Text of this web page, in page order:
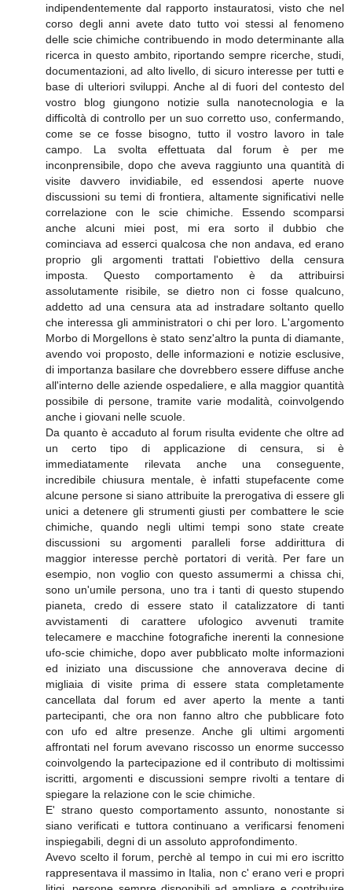
indipendentemente dal rapporto instauratosi, visto che nel
corso degli anni avete dato tutto voi stessi al fenomeno
delle scie chimiche contribuendo in modo determinante alla
ricerca in questo ambito, riportando sempre ricerche, studi,
documentazioni, ad alto livello, di sicuro interesse per tutti e
base di ulteriori sviluppi. Anche al di fuori del contesto del
vostro blog giungono notizie sulla nanotecnologia e la
difficoltà di controllo per un suo corretto uso, confermando,
come se ce fosse bisogno, tutto il vostro lavoro in tale
campo. La svolta effettuata dal forum è per me
inconprensibile, dopo che aveva raggiunto una quantità di
visite davvero invidiabile, ed essendosi aperte nuove
discussioni su temi di frontiera, altamente significativi nelle
correlazione con le scie chimiche. Essendo scomparsi
anche alcuni miei post, mi era sorto il dubbio che
cominciava ad esserci qualcosa che non andava, ed erano
proprio gli argomenti trattati l'obiettivo della censura
imposta. Questo comportamento è da attribuirsi
assolutamente risibile, se dietro non ci fosse qualcuno,
addetto ad una censura ata ad instradare soltanto quello
che interessa gli amministratori o chi per loro. L'argomento
Morbo di Morgellons è stato senz'altro la punta di diamante,
avendo voi proposto, delle informazioni e notizie esclusive,
di importanza basilare che dovrebbero essere diffuse anche
all'interno delle aziende ospedaliere, e alla maggior quantità
possibile di persone, tramite varie modalità, coinvolgendo
anche i giovani nelle scuole.
Da quanto è accaduto al forum risulta evidente che oltre ad
un certo tipo di applicazione di censura, si è
immediatamente rilevata anche una conseguente,
incredibile chiusura mentale, è infatti stupefacente come
alcune persone si siano attribuite la prerogativa di essere gli
unici a detenere gli strumenti giusti per combattere le scie
chimiche, quando negli ultimi tempi sono state create
discussioni su argomenti paralleli forse addirittura di
maggior interesse perchè portatori di verità. Per fare un
esempio, non voglio con questo assumermi a chissa chi,
sono un'umile persona, uno tra i tanti di questo stupendo
pianeta, credo di essere stato il catalizzatore di tanti
avvistamenti di carattere ufologico avvenuti tramite
telecamere e macchine fotografiche inerenti la connesione
ufo-scie chimiche, dopo aver pubblicato molte informazioni
ed iniziato una discussione che annoverava decine di
migliaia di visite prima di essere stata completamente
cancellata dal forum ed aver aperto la mente a tanti
partecipanti, che ora non fanno altro che pubblicare foto
con ufo ed altre presenze. Anche gli ultimi argomenti
affrontati nel forum avevano riscosso un enorme successo
coinvolgendo la partecipazione ed il contributo di moltissimi
iscritti, argomenti e discussioni sempre rivolti a tentare di
spiegare la relazione con le scie chimiche.
E' strano questo comportamento assunto, nonostante si
siano verificati e tuttora continuano a verificarsi fenomeni
inspiegabili, degni di un assoluto approfondimento.
Avevo scelto il forum, perchè al tempo in cui mi ero iscritto
rappresentava il massimo in Italia, non c' erano veri e propri